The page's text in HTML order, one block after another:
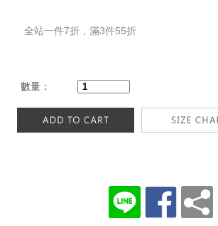
全站一件7折，滿3件55折
數量：